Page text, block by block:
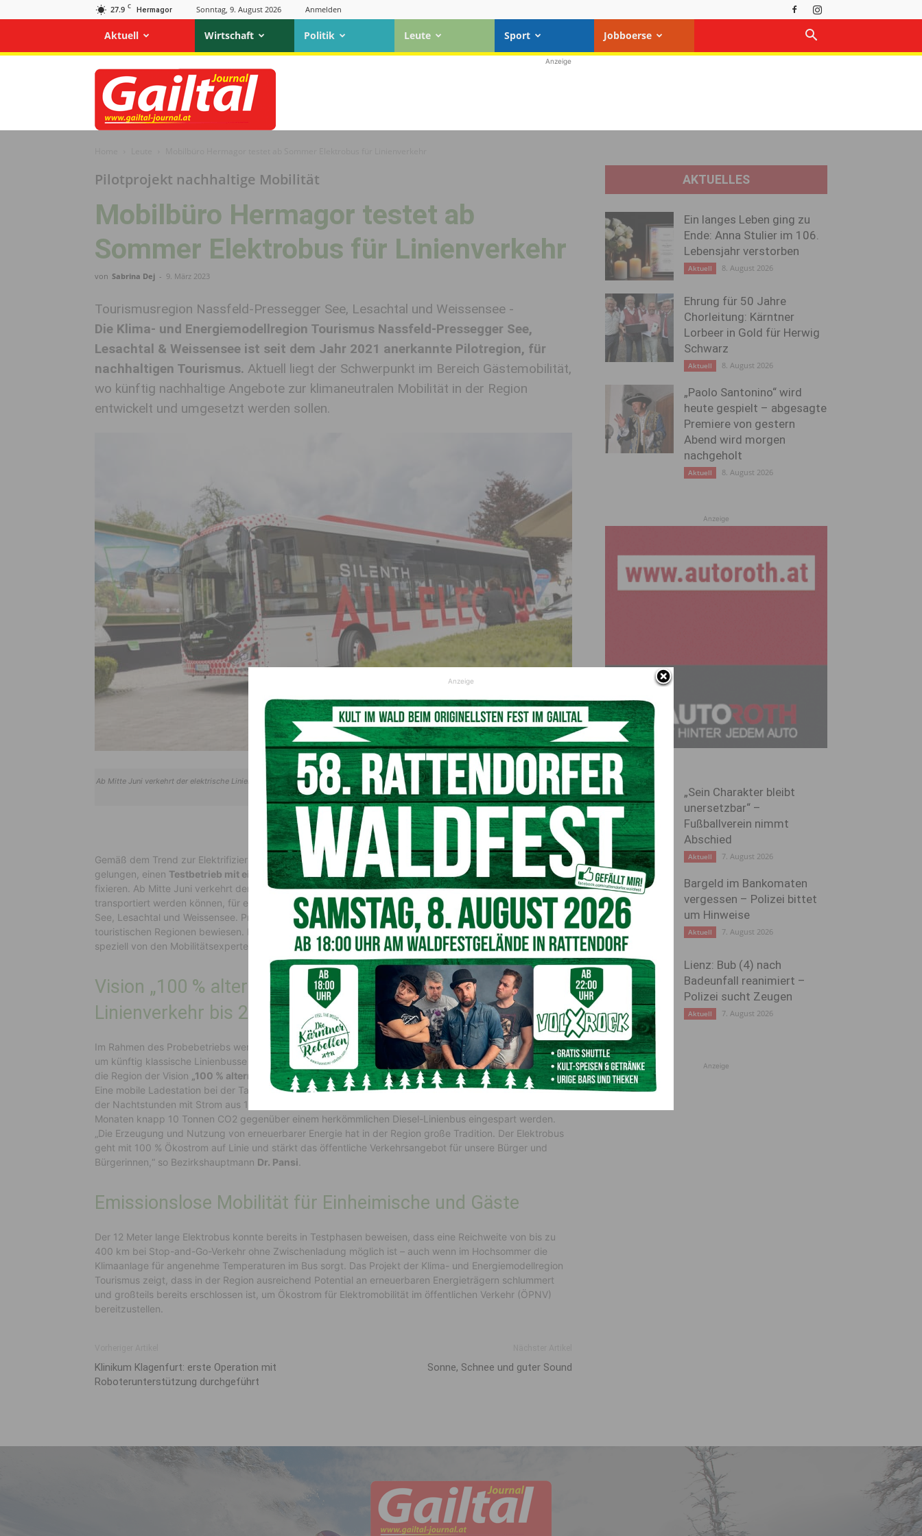
27.9 C Hermagor Sonntag, 9. August 2026 Anmelden
Aktuell Wirtschaft Politik Leute Sport Jobboerse
Gailtal
Journal
Anzeige
Pilotprojekt nachhaltige Mobilität
Mobilbüro Hermagor testet ab
Sommer Elektrobus für Linienverkehr
von Sabrina Dej - 9. März 2023
Tourismusregion Nassfeld-Pressegger See, Lesachtal und Weissensee -
Die Klima- und Energiemodellregion Tourismus Nassfeld-Pressegger See,
Lesachtal & Weissensee ist seit dem Jahr 2021 anerkannte Pilotregion, für
nachhaltigen Tourismus. Aktuell liegt der Schwerpunkt im Bereich Gästemobilität,
wo künftig nachhaltige Angebote zur klimaneutralen Mobilität in der Region
entwickelt und umgesetzt werden sollen.
Ab Mitte Juni verkehrt der elektrische Linienbus SILENTH für eine 3-monatige Testphase in der Tourismusregion Nassfeld-Pressegger
See, Lesachtal und Weissensee.
© Martin Lugger
Gemäß dem Trend zur Elektrifizierung der Mobilitätsangebote ist es den Verantwortlichen der Region
gelungen, einen Testbetrieb mit einem einzigartigen Elektrobus-Prototypen für die Sommermonatezu
fixieren. Ab Mitte Juni verkehrt der elektrische Linienbus SILENTH, mit dem bis zu 75 Personen
transportiert werden können, für eine 3-monatige Testphase in der Tourismusregion Nassfeld-Pressegger
See, Lesachtal und Weissensee. Praxistauglichkeit hat der Bus bereits am Großglockner und anderen
touristischen Regionen bewiesen. Das Teilprojekt der Klima- und Energiemodellregion Tourismus wird
speziell von den Mobilitätsexperten des Mobilbüros Hermagor begleitet bzw. durchgeführt.
Vision „100 % alternativ betriebene Busse im
Linienverkehr bis 2030“
Im Rahmen des Probebetriebs werden Daten, sowie Erfahrungen, der Busfahrer gesammelt und evaluiert,
um künftig klassische Linienbusse durch alternativ betriebene zu ersetzen. Auf Basis dieser Daten möchte
die Region der Vision
„100 % alternativ betriebene Busse im Linienverkehr bis 2030“näherkommen.
Eine mobile Ladestation bei der Talstation Millennium-Express in Tröpolach wird den Elektrobus während
der Nachtstunden mit Strom aus 100 % erneuerbaren Energien „betanken“. Laut Berechnung sollen so in 3
Monaten knapp 10 Tonnen CO2 gegenüber einem herkömmlichen Diesel-Linienbus eingespart werden.
„Die Erzeugung und Nutzung von erneuerbarer Energie hat in der Region große Tradition. Der Elektrobus
geht mit 100 % Ökostrom auf Linie und stärkt das öffentliche Verkehrsangebot für unsere Bürger und
Bürgerinnen,“ so Bezirkshauptmann Dr. Pansi
Emissionslose Mobilität für Einheimische und Gäste
Der 12 Meter lange Elektrobus konnte bereits in Testphasen beweisen, dass eine Reichweite von bis zu
400 km bei Stop-and-Go-Verkehr ohne Zwischenladung möglich ist – auch wenn im Hochsommer die
Klimaanlage für angenehme Temperaturen im Bus sorgt. Das Projekt der Klima- und Energiemodellregion
Tourismus zeigt, dass in der Region ausreichend Potential an erneuerbaren Energieträgern schlummert
und großteils bereits erschlossen ist, um Ökostrom für Elektromobilität im öffentlichen Verkehr (ÖPNV)
bereitzustellen.
Klinikum Klagenfurt: erste Operation mit
Roboterunterstützung durchgeführt
Sonne, Schnee und guter Sound
AKTUELLES
Ein langes Leben ging zu
Ende: Anna Stulier im 106.
Lebensjahr verstorben
Aktuell 8. August 2026
Ehrung für 50 Jahre
Chorleitung: Kärntner
Lorbeer in Gold für Herwig
Schwarz
Aktuell 8. August 2026
„Paolo Santonino“ wird
heute gespielt – abgesagte
Premiere von gestern
Abend wird morgen
nachgeholt
Aktuell 8. August 2026
Anzeige
„Sein Charakter bleibt
unersetzbar“ –
Fußballverein nimmt
Abschied
Aktuell 7. August 2026
Bargeld im Bankomaten
vergessen – Polizei bittet
um Hinweise
Aktuell 7. August 2026
Lienz: Bub (4) nach
Badeunfall reanimiert –
Polizei sucht Zeugen
Aktuell 7. August 2026
Anzeige
Anzeige